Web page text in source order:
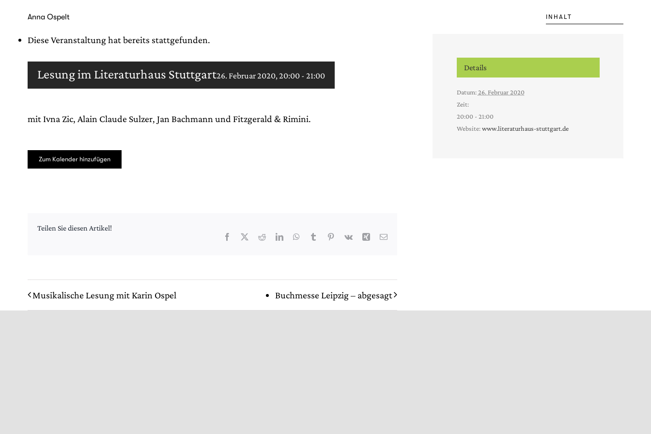
Anna Ospelt INHALT
Diese Veranstaltung hat bereits stattgefunden.
Lesung im Literaturhaus Stuttgart26. Februar 2020, 20:00 - 21:00
mit Ivna Zic, Alain Claude Sulzer, Jan Bachmann und Fitzgerald & Rimini.
Zum Kalender hinzufügen
Teilen Sie diesen Artikel!
Facebook
X RedditLinkedInWhatsApp
TumblrPinterest
Vk Xing E-
Musikalische Lesung mit Karin Ospel Buchmesse Leipzig – abgesagt
Details
Datum: 26. Februar 2020
Zeit:
20:00 - 21:00
Website: www.literaturhaus-stuttgart.de